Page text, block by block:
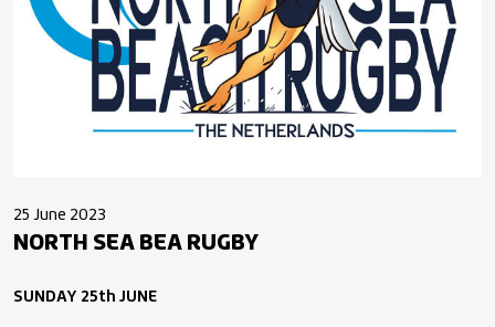
25 June 2023
NORTH SEA BEA RUGBY
SUNDAY 25th JUNE